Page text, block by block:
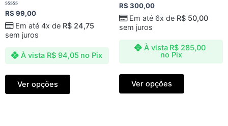
Avaliação
0
de
5
R$ 99,00
À vista R$94,05 no Pix
Em até 4x de R$24,75
sem juros
Ver opções
Avaliação
0
de
5
R$ 300,00
À vista R$ 285,00
no Pix
Em até 6x de R$50,00
sem juros
Ver opções